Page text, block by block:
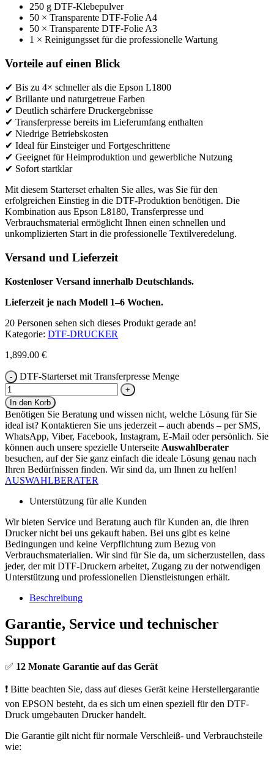
250 g DTF-Klebepulver
50 × Transparente DTF-Folie A4
50 × Transparente DTF-Folie A3
1 × Reinigungsset für die professionelle Wartung
Vorteile auf einen Blick
✔ Bis zu 4× schneller als die Epson L1800
✔ Brillante und naturgetreue Farben
✔ Deutlich schärfere Druckergebnisse
✔ Transferpresse bereits im Lieferumfang enthalten
✔ Niedrige Betriebskosten
✔ Ideal für Einsteiger und Fortgeschrittene
✔ Geeignet für Heimproduktion und gewerbliche Nutzung
✔ Sofort startklar
Mit diesem Starterset erhalten Sie alles, was Sie für den
erfolgreichen Einstieg in die DTF-Produktion benötigen. Die
Kombination aus Epson L8180, Transferpresse und
Verbrauchsmaterial ermöglicht Ihnen einen schnellen und
unkomplizierten Start in die professionelle Textilveredelung.
Versand und Lieferzeit
Kostenloser Versand innerhalb Deutschlands.
Lieferzeit je nach Modell 1–6 Wochen.
20 Personen sehen sich dieses Produkt gerade an!
Kategorie: DTF-DRUCKER
1,899.00 €
DTF-Starterset mit Transferpresse Menge
In den Korb
Benötigen Sie Beratung und wissen nicht, welche Lösung für Sie
ideal ist? Kontaktieren Sie uns jederzeit – auch abends – per SMS,
WhatsApp, Viber, Facebook, Instagram, E-Mail oder persönlich. Sie
können auch unsere spezielle Unterseite Auswahlberater
besuchen, auf der Sie ganz einfach die ideale Lösung genau nach
Ihren Bedürfnissen finden. Wir sind da, um Ihnen zu helfen!
AUSWAHLBERATER
Unterstützung für alle Kunden
Wir bieten Service und Beratung auch für Kunden an, die ihren
Drucker nicht bei uns gekauft haben. Bei uns gibt es keine
Bedingungen und keine Verpflichtung zum Bezug von
Verbrauchsmaterialien. Wir sind für Sie da, um sicherzustellen, dass
jeder, der mit DTF-Druckern arbeitet, Zugang zu der notwendigen
Unterstützung und professionellen Dienstleistungen erhält.
Beschreibung
Garantie, Service und technischer
Support
✅ 12 Monate Garantie auf das Gerät
❗ Bitte beachten Sie, dass auf dieses Gerät keine Herstellergarantie
von EPSON besteht, da es sich um einen speziell für den DTF-
Druck umgebauten Drucker handelt.
Die Garantie gilt nicht für normale Verschleiß- und Verbrauchsteile
wie: